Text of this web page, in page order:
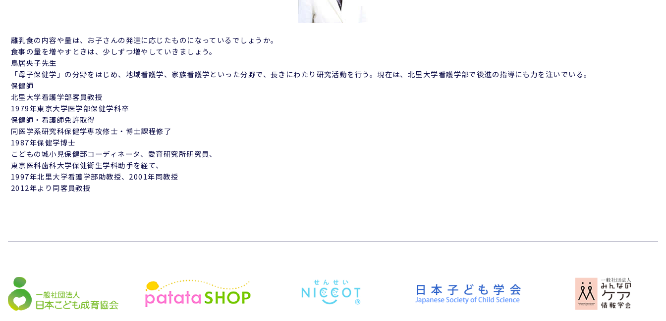
離乳食の内容や量は、お子さんの発達に応じたものになっているでしょうか。
食事の量を増やすときは、 少しずつ増やしていきましょう。
鳥居央子先生
「母子保健学」の分野をはじめ、地域看護学、家族看護学といった分野で、長きにわたり研究活動を行う。現在は、北里大学看護学部で後進の指導にも力を注いでいる。
保健師
北里大学看護学部客員教授
1979年東京大学医学部保健学科卒
保健師・看護師免許取得
同医学系研究科保健学専攻修士・博士課程修了
1987年保健学博士
こどもの城小児保健部コーディネータ、愛育研究所研究員、
東京医科歯科大学保健衛生学科助手を経て、
1997年北里大学看護学部助教授、2001年同教授
2012年より同客員教授